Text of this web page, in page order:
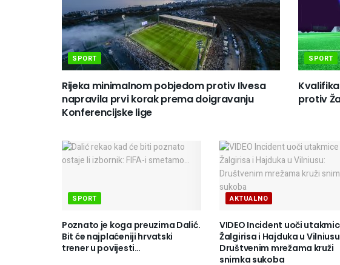
SPORT
Rijeka minimalnom pobjedom protiv Ilvesa
napravila prvi korak prema doigravanju
Konferencijske lige
SPORT
protiv
SPORT
Poznato je koga preuzima Dalić.
Bit će najplaćeniji hrvatski
trener u povijesti…
AKTUALNO
VIDEO Incident uoči
Žalgirisa i Hajduka u
Društvenim mrežama kruži
snimka sukoba